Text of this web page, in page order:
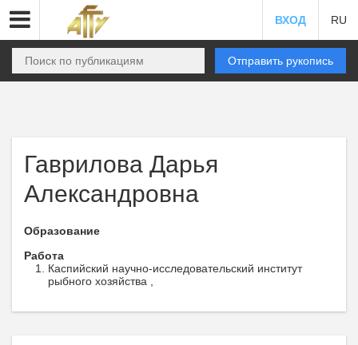
ВХОД RU
Отправить рукопись
Гаврилова Дарья
Александровна
Образование
Работа
Каспийский научно-исследовательский институт
рыбного хозяйства ,